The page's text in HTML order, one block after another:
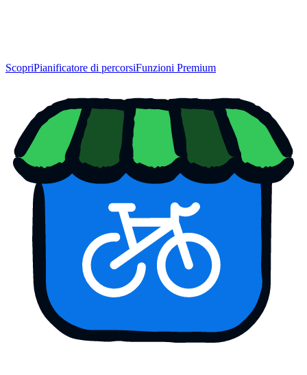
ScopriPianificatore di percorsiFunzioni Premium